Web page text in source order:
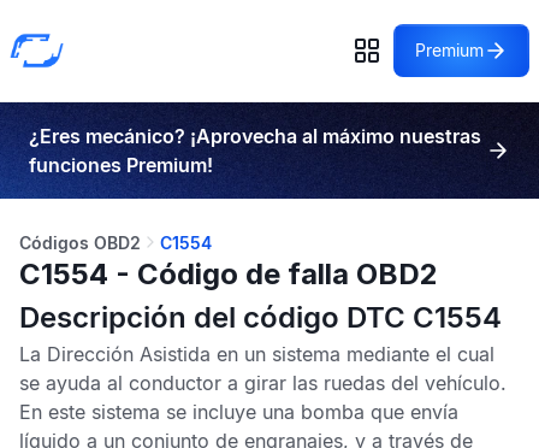
Premium
¿Eres mecánico? ¡Aprovecha al máximo nuestras
funciones Premium!
Códigos OBD2 C1554
C1554 - Código de falla OBD2
Descripción del código DTC C1554
La Dirección Asistida en un sistema mediante el cual
se ayuda al conductor a girar las ruedas del vehículo.
En este sistema se incluye una bomba que envía
líquido a un conjunto de engranajes, y a través de